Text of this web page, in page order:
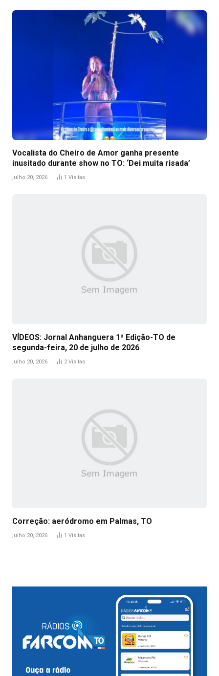
Vocalista do Cheiro de Amor ganha presente
inusitado durante show no TO: ‘Dei muita risada’
julho 20, 2026 1 Visitas
VÍDEOS: Jornal Anhanguera 1ª Edição-TO de
segunda-feira, 20 de julho de 2026
julho 20, 2026 2Visitas
Correção: aeródromo em Palmas, TO
julho 20, 2026 1 Visitas